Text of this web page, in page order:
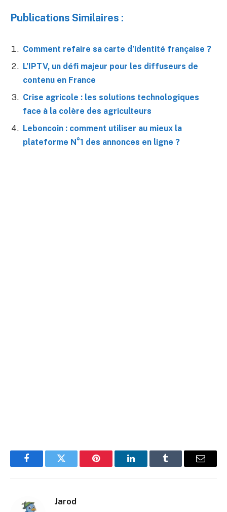
Publications Similaires :
Comment refaire sa carte d’identité française ?
L’IPTV, un défi majeur pour les diffuseurs de
contenu en France
Crise agricole : les solutions technologiques
face à la colère des agriculteurs
Leboncoin : comment utiliser au mieux la
plateforme N°1 des annonces en ligne ?
FacebookTwitter Pinterest LinkedInTumblr
E-
Jarod